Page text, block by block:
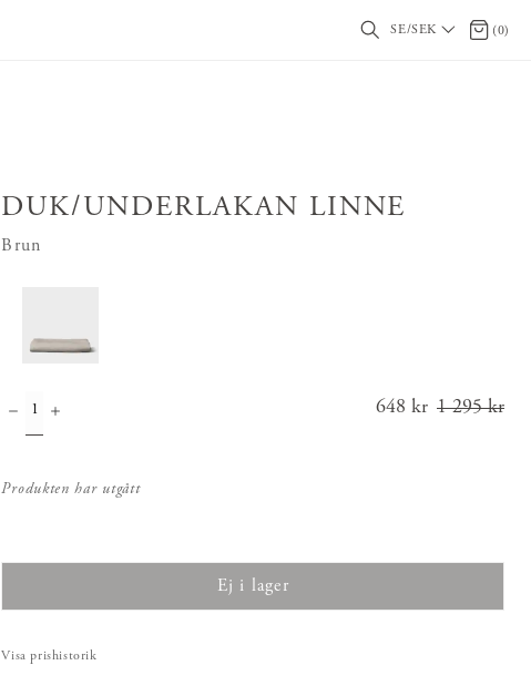
SE/SEK 0 (0)
DUK/UNDERLAKAN LINNE
Brun
Nuvarande
648 kr 1 295 kr
Produkten har utgått
Ej i lager
Visa prishistorik